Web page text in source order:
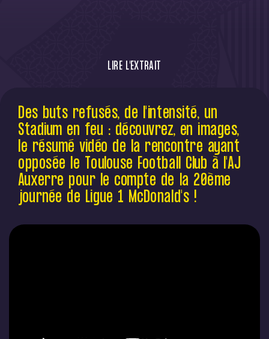
LIRE L'EXTRAIT
Des buts refusés, de l'intensité, un Stadium
en feu : découvrez, en images, le résumé
vidéo de la rencontre ayant opposée le
Toulouse Football Club à l'AJ Auxerre pour le
compte de la 20ème journée de Ligue 1
McDonald's !
Des buts refusés, de l'intensité, un
Stadium en feu : découvrez, en images,
le résumé vidéo de la rencontre ayant
opposée le Toulouse Football Club à l'AJ
Auxerre pour le compte de la 20ème
journée de Ligue 1 McDonald's !